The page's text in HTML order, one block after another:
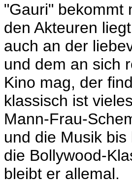
"Gauri" bekommt
den Akteuren
auch an der
und dem an sich
Kino mag, der
klassisch ist
Mann-Frau-
und die Musik
die Bollywood-
bleibt er allemal.